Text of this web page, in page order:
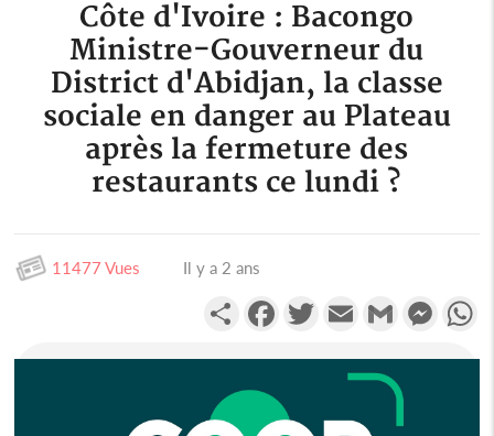
Côte d'Ivoire : Bacongo
Ministre-Gouverneur du
District d'Abidjan, la classe
sociale en danger au Plateau
après la fermeture des
restaurants ce lundi ?
11477 Vues Il y a 2 ans
PartagerFacebookTwitterEmail Gmail